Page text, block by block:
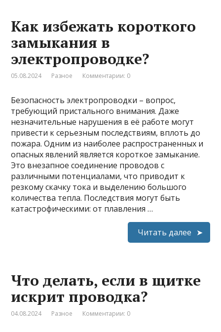
Как избежать короткого
замыкания в
электропроводке?
05.08.2024 Разное Комментарии: 0
Безопасность электропроводки – вопрос,
требующий пристального внимания. Даже
незначительные нарушения в её работе могут
привести к серьезным последствиям, вплоть до
пожара. Одним из наиболее распространенных и
опасных явлений является короткое замыкание.
Это внезапное соединение проводов с
различными потенциалами, что приводит к
резкому скачку тока и выделению большого
количества тепла. Последствия могут быть
катастрофическими: от плавления …
Читать далее
Что делать, если в щитке
искрит проводка?
04.08.2024 Разное Комментарии: 0